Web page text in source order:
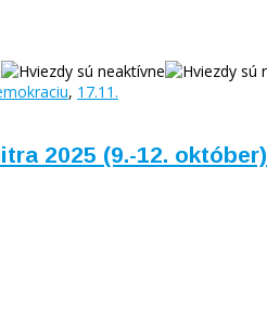
, 17.11.
2025 (9.-12. október)